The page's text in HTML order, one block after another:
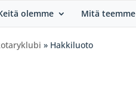
olemme Mitä teemme
» Hakkiluoto